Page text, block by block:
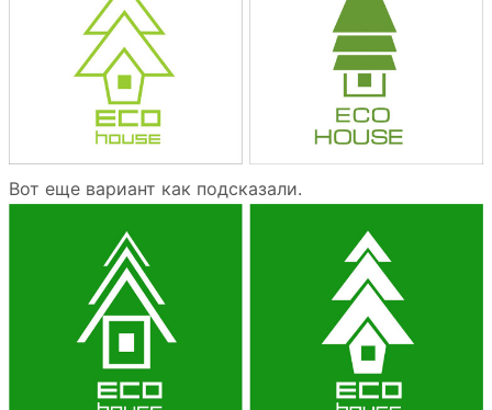
Вот еще вариант как подсказали.